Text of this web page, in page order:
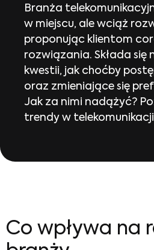
Branża
w miejscu, ale wciąż
proponując klientom
rozwiązania. Składa się
kwestii, jak choćby
oraz zmieniające się
Jak za nimi nadążyć?
trendy w
Co wpływa na